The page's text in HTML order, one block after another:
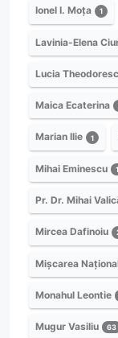
Ionel I. Moța 1
Lavinia-Elena
Lucia
Maica Ecaterina
Marian Ilie 1
Mihai Eminescu 1
Pr. Dr. Mihai
Mircea Dafinoiu
Mișcarea
Monahul Leontie
Mugur Vasiliu 63